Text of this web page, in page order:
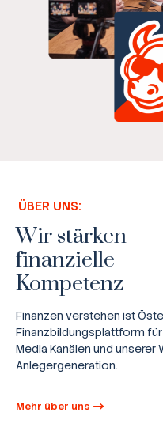
ÜBER UNS:
Wir stärken
finanzielle
Kompetenz
Finanzen verstehen ist
Finanzbildungsplattform
Media Kanälen und
Anlegergeneration.
Mehr über uns